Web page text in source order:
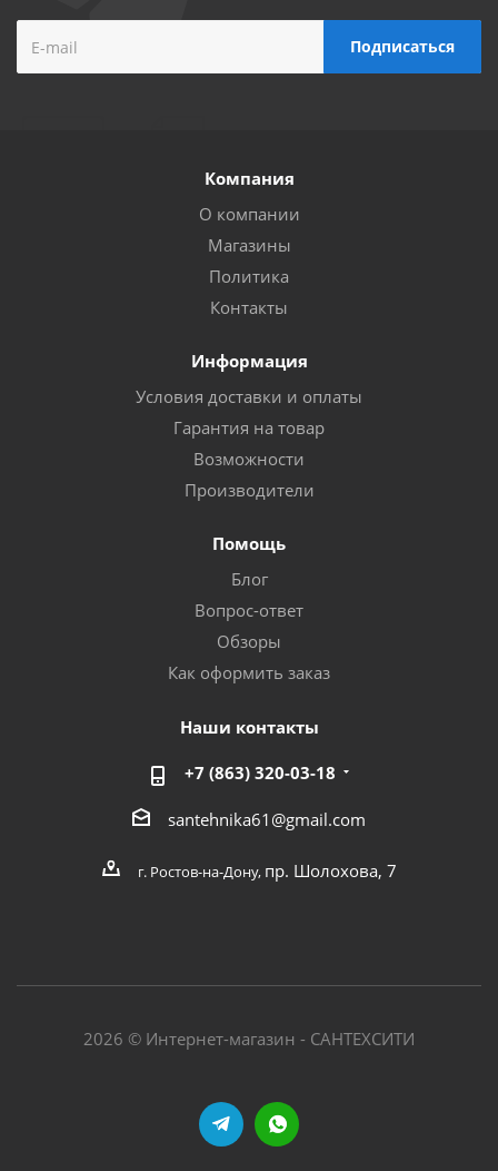
Компания
О компании
Магазины
Политика
Контакты
Информация
Условия доставки и оплаты
Гарантия на товар
Возможности
Производители
Помощь
Блог
Вопрос-ответ
Обзоры
Как оформить заказ
Наши контакты
+7 (863) 320-03-18
santehnika61@gmail.com
г. Ростов-на-Дону, пр. Шолохова, 7
2026 © Интернет-магазин - САНТЕХСИТИ